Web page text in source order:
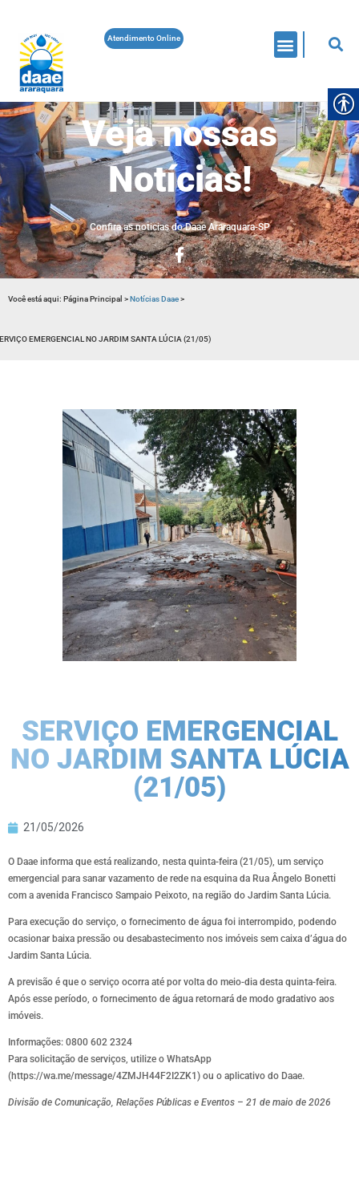
Atendimento Online
Veja nossas
Notícias!
Confira as noticias do Daae Araraquara-SP
Você está aqui: Página Principal >Notícias Daae>
EMERGENCIAL NO JARDIM SANTA LÚCIA (21/05)
SERVIÇO EMERGENCIAL
NO JARDIM SANTA LÚCIA
(21/05)
21/05/2026
O Daae informa que está realizando, nesta quinta-feira (21/05), um serviço
emergencial para sanar vazamento de rede na esquina da Rua Ângelo Bonetti
com a avenida Francisco Sampaio Peixoto, na região do Jardim Santa Lúcia.
Para execução do serviço, o fornecimento de água foi interrompido, podendo
ocasionar baixa pressão ou desabastecimento nos imóveis sem caixa d’água do
Jardim Santa Lúcia.
A previsão é que o serviço ocorra até por volta do meio-dia desta quinta-feira.
Após esse período, o fornecimento de água retornará de modo gradativo aos
imóveis.
Informações: 0800 602 2324
Para solicitação de serviços, utilize o WhatsApp
(https://wa.me/message/4ZMJH44F2I2ZK1) ou o aplicativo do Daae.
Divisão de Comunicação, Relações Públicas e Eventos – 21 de maio de 2026